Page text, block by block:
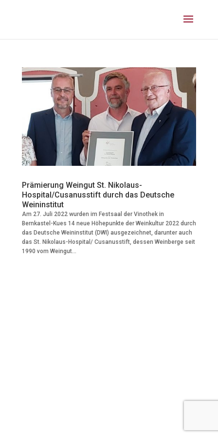
Prämierung Weingut St. Nikolaus-
Hospital/Cusanusstift durch das Deutsche
Weininstitut
Am 27. Juli 2022 wurden im Festsaal der Vinothek in
Bernkastel-Kues 14 neue Höhepunkte der Weinkultur 2022 durch
das Deutsche Weininstitut (DWI) ausgezeichnet, darunter auch
das St. Nikolaus-Hospital/ Cusanusstift, dessen Weinberge seit
1990 vom Weingut...